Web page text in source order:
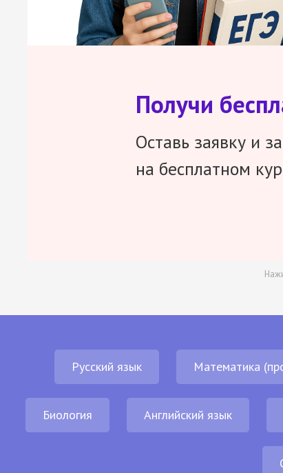
Получи
Оставь заявку и
на бесплатном
Русский язык Математика
Биология Английский язык